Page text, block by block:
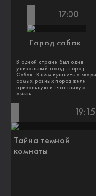
17:00
Город собак
В одной стране был один
уникальный город - город
Собак. В нём пушистые звери
самых разных пород жили
привольную и счастливую
жизнь...
19:15
Тайна темной
комнаты